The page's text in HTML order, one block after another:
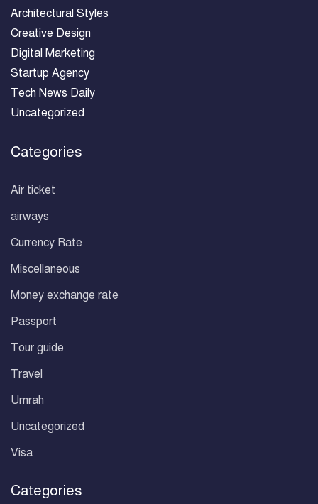
Architectural Styles
Creative Design
Digital Marketing
Startup Agency
Tech News Daily
Uncategorized
Categories
Air ticket
airways
Currency Rate
Miscellaneous
Money exchange rate
Passport
Tour guide
Travel
Umrah
Uncategorized
Visa
Categories